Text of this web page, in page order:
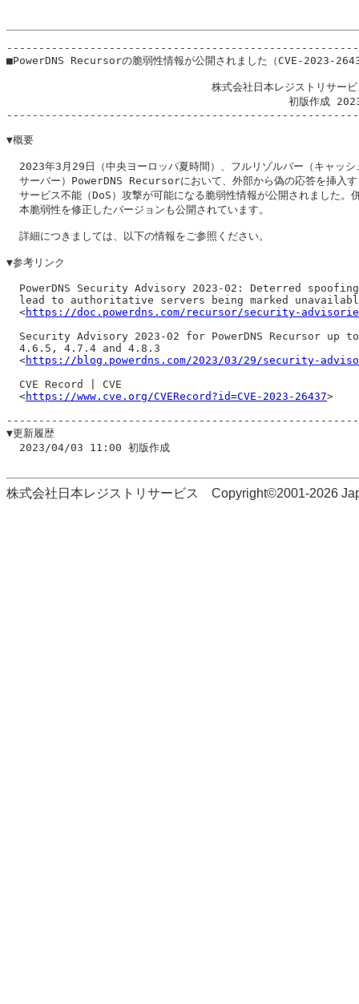
■PowerDNS Recursorの脆弱性情報が公開されました（CVE-2023-
株式会社日本レジストリサー
初版作成
▼概要
2023年3月29日（中央ヨーロッパ夏時間）、フルリゾルバー（キャッ
サーバー）PowerDNS Recursorにおいて、外部から偽の応答を挿入す
サービス不能（DoS）攻撃が可能になる脆弱性情報が公開されました。
  本脆弱性を修正したバージョンも公開されています。
  詳細につきましては、以下の情報をご参照ください。
▼参考リンク
PowerDNS Security Advisory 2023-02: Deterred
lead to authoritative servers being marked
  <
https://doc.powerdns.com/recursor/security-
Security Advisory 2023-02 for PowerDNS Recursor up
  4.6.5, 4.7.4 and 4.8.3
  <
https://blog.powerdns.com/2023/03/29/security-
  CVE Record | CVE
  <
https://www.cve.org/CVERecord?id=CVE-2023-26437>
▼更新履歴
  2023/04/03 11:00 初版作成
株式会社日本レジストリサービス Copyright©2001-2026